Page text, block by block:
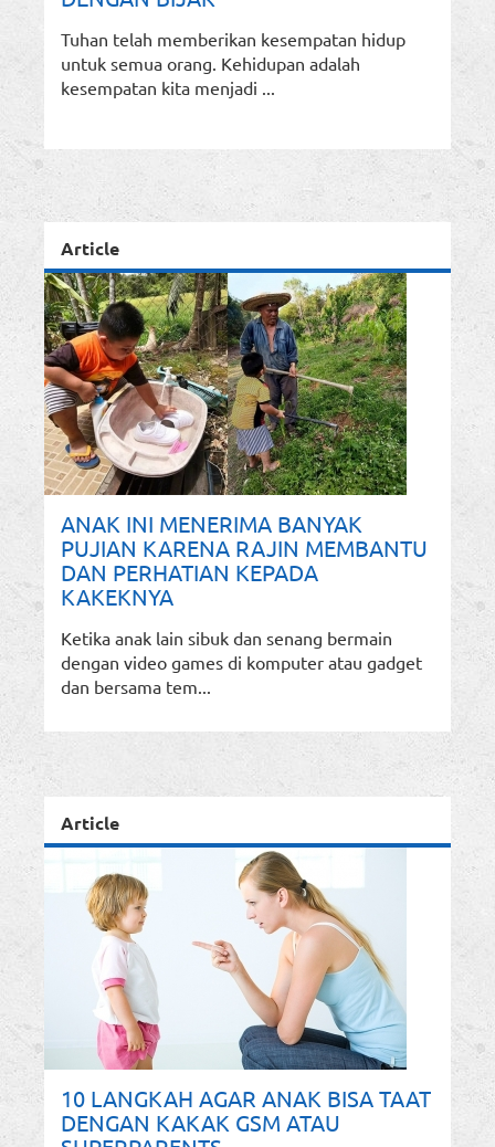
Tuhan telah memberikan kesempatan hidup
untuk semua orang. Kehidupan adalah
kesempatan kita menjadi ...
Article
ANAK INI MENERIMA BANYAK
PUJIAN KARENA RAJIN MEMBANTU
DAN PERHATIAN KEPADA
KAKEKNYA
Ketika anak lain sibuk dan senang bermain
dengan video games di komputer atau gadget
dan bersama tem...
Article
10 LANGKAH AGAR ANAK BISA TAAT
DENGAN KAKAK GSM ATAU